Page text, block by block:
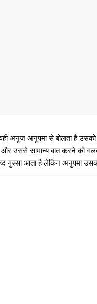
अनुज अनुपमा से बोलता है
उससे सामान्य बात करने को
गुस्सा आता है लेकिन अनुपमा